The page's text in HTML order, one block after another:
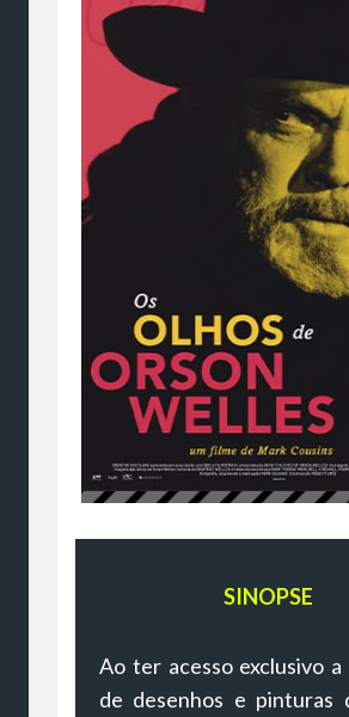
SINOPSE
Ao ter acesso exclusivo a
de desenhos e pinturas